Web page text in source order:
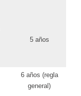
5 años
6 años (regla
general)